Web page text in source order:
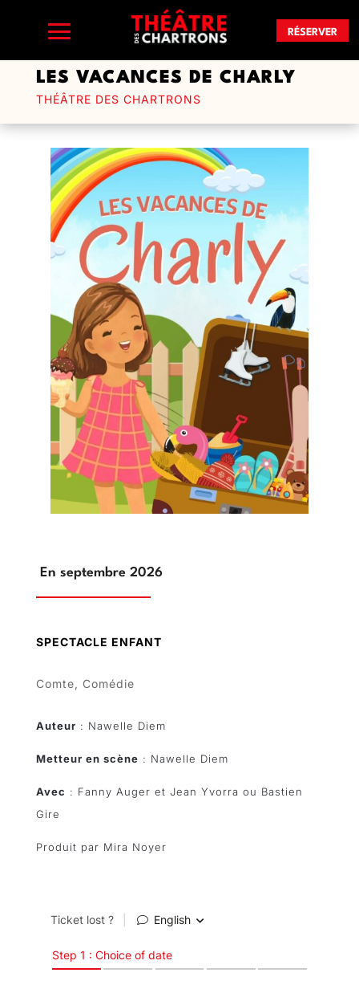
RÉSERVER
LES VACANCES DE CHARLY
THÉÂTRE DES CHARTRONS
En septembre 2026
SPECTACLE ENFANT
Comte, Comédie
Auteur : Nawelle Diem
Metteur en scène : Nawelle Diem
Avec : Fanny Auger et Jean Yvorra ou Bastien
Gire
Produit par Mira Noyer